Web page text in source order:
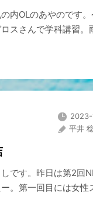
内OLのあやのです
スさんで学科講習。
2023-
平井
です。昨日は第2回
。第一回目には女性